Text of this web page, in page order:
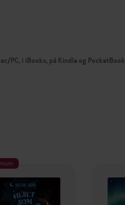
PC, i iBooks, på Kindle og PocketBook